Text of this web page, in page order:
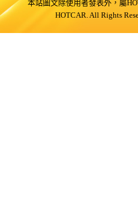
本站圖文除使用者發表外，屬
HOTCAR. All Rights